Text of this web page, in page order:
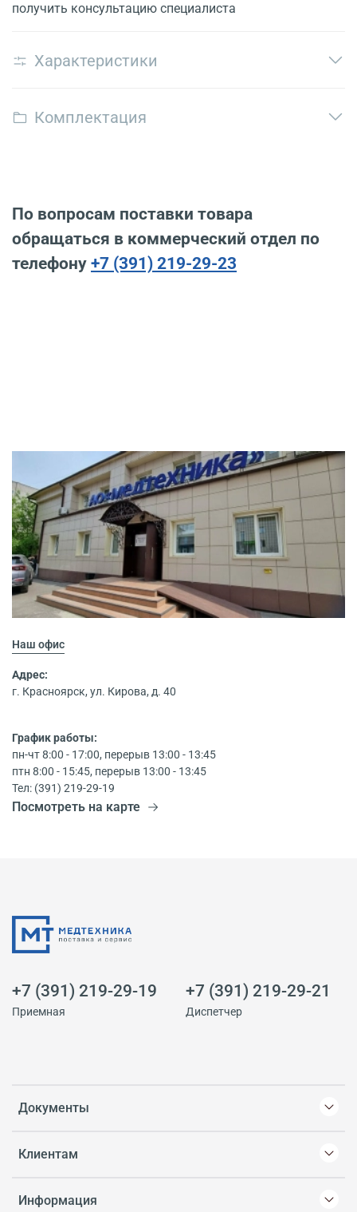
получить консультацию специалиста
Характеристики
Комплектация
По вопросам поставки товара
обращаться в коммерческий отдел по
телефону +7 (391) 219-29-23
Наш офис
Адрес:
г. Красноярск, ул. Кирова, д. 40
График работы:
пн-чт 8:00 - 17:00, перерыв 13:00 - 13:45
птн 8:00 - 15:45, перерыв 13:00 - 13:45
Тел: (391) 219-29-19
Посмотреть на карте
Документы
Клиентам
Информация
+7 (391) 219-29-19
Приемная
+7 (391) 219-29-21
Диспетчер